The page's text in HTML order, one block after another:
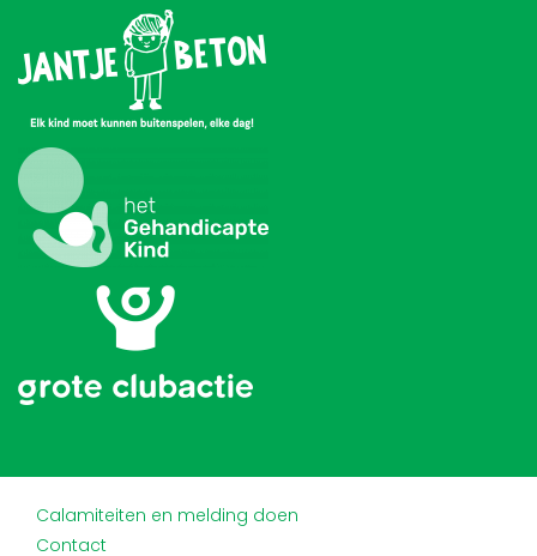
Calamiteiten en melding doen
Contact